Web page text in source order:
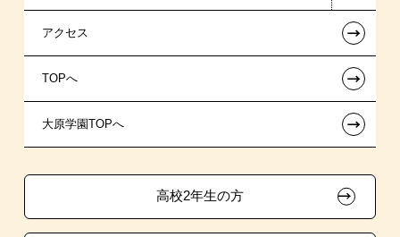
提携教育ローン
専門実践教育訓練給付金制度
試験による特待生制度
クラブ特待生制度
特別推薦入学
推薦入学
ボランティア・クラブ・
生徒会活動推薦入学
入学前のお勧め学習システム
夢を叶えた先輩たち
施設・研修所
学生寮・マンションのご案内
大原学園グループ案内
お知らせ・新着情報
在校生へのお知らせ
各種証明書の発行ご希望の方
採用ご担当の方
アクセス ←
TOPへ ←
大原学園TOPへ ←
高校2年生の方